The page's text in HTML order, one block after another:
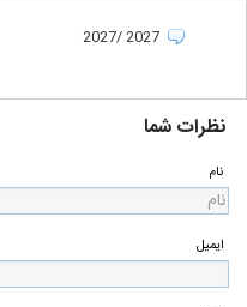
نظرات شما
نام
ایمیل